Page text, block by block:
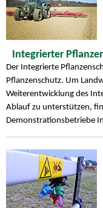
Integrierter
Der Integrierte
Pflanzenschutz. Um
Weiterentwicklung des
Ablauf zu unterstützen,
Demonstrationsbetriebe